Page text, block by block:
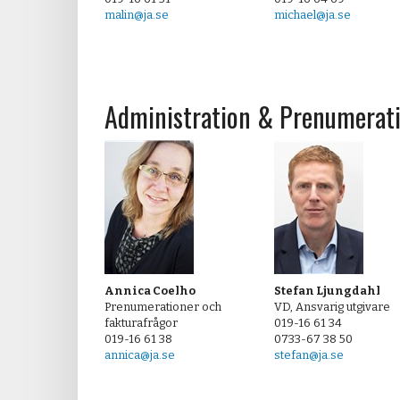
malin@ja.se
michael@ja.se
Administration &
Annica Coelho
Prenumerationer och
fakturafrågor
019-16 61 38
annica@ja.se
Stefan Ljungdahl
VD, Ansvarig utgivare
019-16 61 34
0733-67 38 50
stefan@ja.se